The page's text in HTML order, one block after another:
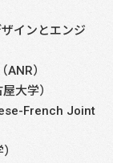
とエンジ
）
学）
Joint